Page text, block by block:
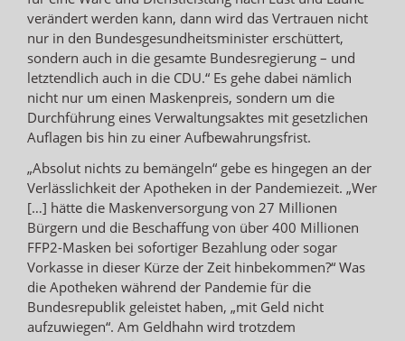
verändert werden kann, dann wird das Vertrauen nicht
nur in den Bundesgesundheitsminister erschüttert,
sondern auch in die gesamte Bundesregierung – und
letztendlich auch in die CDU.“ Es gehe dabei nämlich
nicht nur um einen Maskenpreis, sondern um die
Durchführung eines Verwaltungsaktes mit gesetzlichen
Auflagen bis hin zu einer Aufbewahrungsfrist.
„Absolut nichts zu bemängeln“ gebe es hingegen an der
Verlässlichkeit der Apotheken in der Pandemiezeit. „Wer
[…] hätte die Maskenversorgung von 27 Millionen
Bürgern und die Beschaffung von über 400 Millionen
FFP2-Masken bei sofortiger Bezahlung oder sogar
Vorkasse in dieser Kürze der Zeit hinbekommen?“ Was
die Apotheken während der Pandemie für die
Bundesrepublik geleistet haben, „mit Geld nicht
aufzuwiegen“. Am Geldhahn wird trotzdem